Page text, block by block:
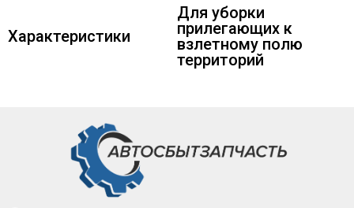
Характеристики
Для уборки
прилегающих к
взлетному полю
территорий